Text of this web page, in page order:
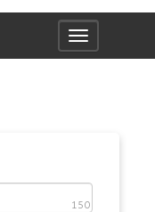
Toggle
navigation
150